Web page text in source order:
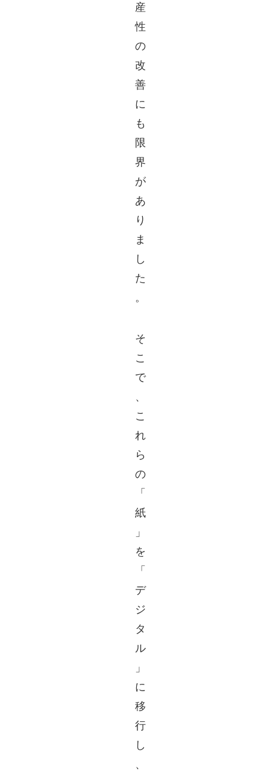
産
性
の
改
善
に
も
限
界
が
あ
り
ま
し
た
。
そ
こ
で
、
こ
れ
ら
の
「
紙
」
を
「
デ
ジ
タ
ル
」
に
移
行
し
、